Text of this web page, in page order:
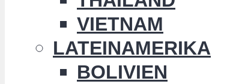
VIETNAM
LATEINAMERIKA
BOLIVIEN